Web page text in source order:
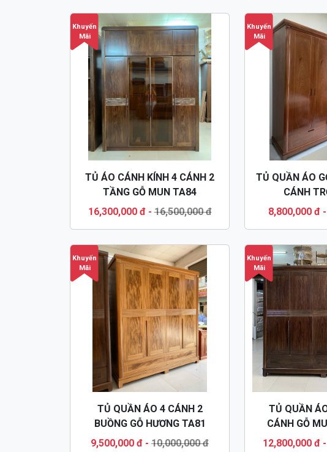
Khuyến
Mãi
TỦ ÁO CÁNH KÍNH 4 CÁNH 2
TẦNG GỖ MUN TA84
16,300,000 đ-16,500,000 đ
Khuyến
Mãi
TỦ QUẦN ÁO
CÁNH
8,800,000 đ
Khuyến
Mãi
TỦ QUẦN ÁO 4 CÁNH 2
BUỒNG GỖ HƯƠNG TA81
9,500,000 đ - 10,000,000 đ
Khuyến
Mãi
TỦ QUẦN
CÁNH GỖ
12,800,000 đ